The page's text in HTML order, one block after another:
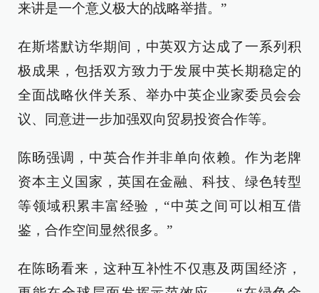
来讲是一个意义极大的战略举措。”
在斯塔默访华期间，中英双方达成了一系列积
极成果，包括双方致力于发展中英长期稳定的
全面战略伙伴关系、举办中英企业家委员会会
议、同意进一步加强双向贸易投资合作等。
陈旸强调，中英合作并非单向依赖。作为老牌
资本主义国家，英国在金融、科技、绿色转型
等领域积累丰富经验，“中英之间可以相互借
鉴，合作空间显然很多。”
在陈旸看来，这种互补性不仅惠及两国经济，